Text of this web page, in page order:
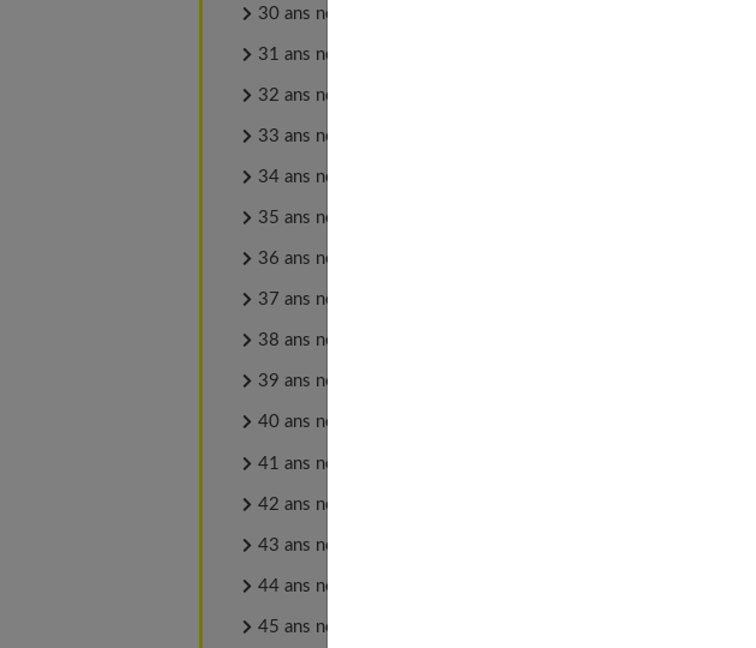
30 ans noces de perles
31 ans noces de basane
32 ans noces de cuivre
33 ans noces de porphyre
34 ans noces d'ambre
35 ans noces d'émeraude
36 ans noces de mousseline
37 ans noces de papier
38 ans noces de mercure
39 ans noces de crêpe
40 ans noces de rubis
41 ans noces de fer
42 ans noces de nacre
43 ans noces de flanelle
44 ans noces de topaze
45 ans noces de vermeil